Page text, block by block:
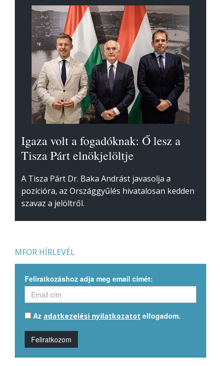
Igaza volt a fogadóknak: Ő lesz a
Tisza Párt elnökjelöltje
A Tisza Párt Dr. Baka Andrást javasolja a
pozícióra, az Országgyűlés hivatalosan kedden
szavaz a jelöltről.
MFOR HÍRLEVÉL
Feliratkozáshoz adja meg email címét:
Az adatkezelési nyilatkozatot elfogadom.
Feliratkozom